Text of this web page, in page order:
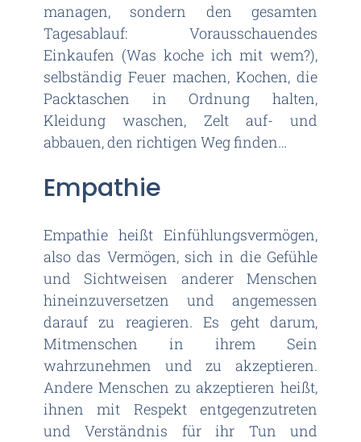
managen, sondern den gesamten
Tagesablauf: Vorausschauendes
Einkaufen (Was koche ich mit wem?),
selbständig Feuer machen, Kochen, die
Packtaschen in Ordnung halten,
Kleidung waschen, Zelt auf- und
abbauen, den richtigen Weg finden…
Empathie
Empathie heißt Einfühlungsvermögen,
also das Vermögen, sich in die Gefühle
und Sichtweisen anderer Menschen
hineinzuversetzen und angemessen
darauf zu reagieren. Es geht darum,
Mitmenschen in ihrem Sein
wahrzunehmen und zu akzeptieren.
Andere Menschen zu akzeptieren heißt,
ihnen mit Respekt entgegenzutreten
und Verständnis für ihr Tun und